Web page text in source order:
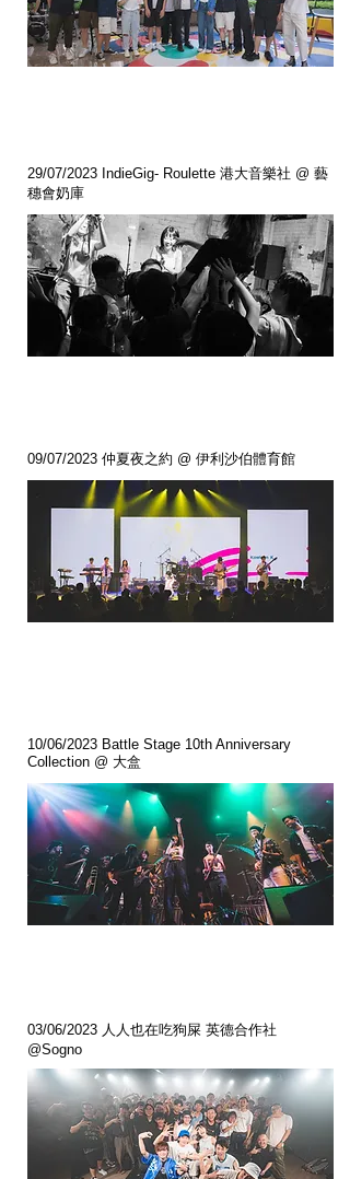
29/07/2023 IndieGig- Roulette 港大音樂社 @ 藝
穗會奶庫
09/07/2023 仲夏夜之約 @ 伊利沙伯體育館
10/06/2023 Battle Stage 10th Anniversary
Collection @ 大盒
03/06/2023 人人也在吃狗屎 英德合作社
@Sogno